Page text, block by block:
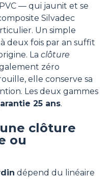
— qui jaunit et se
Silvadec
Un simple
deux fois par an suffit
La clôture
zéro
elle conserve sa
Les deux gammes
25 ans.
clôture
ou
dépend du linéaire